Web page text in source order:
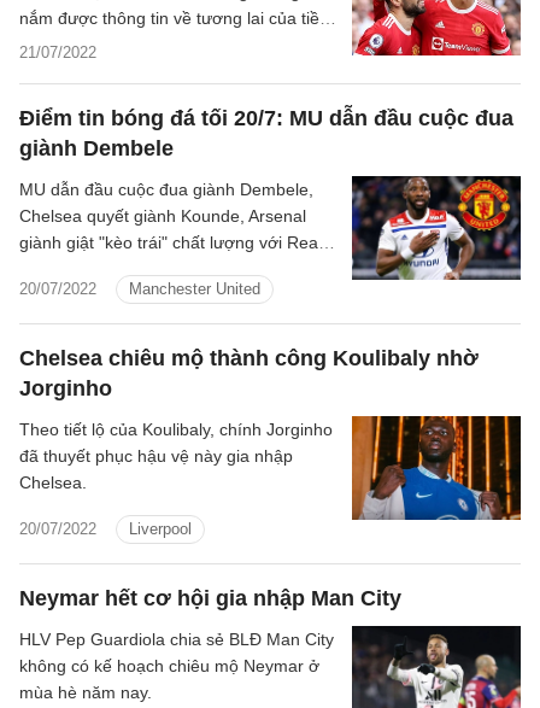
21/07/2022
nắm được thông tin về tương lai của tiền
đạo người Bồ.
Điểm tin bóng đá tối 20/7: MU dẫn đầu cuộc đua
giành Dembele
20/07/2022 Manchester United
MU dẫn đầu cuộc đua giành Dembele,
Chelsea quyết giành Kounde, Arsenal
giành giật "kèo trái" chất lượng với Real...
bóng đá tối 16/7/2022.
Chelsea chiêu mộ thành công Koulibaly nhờ
Jorginho
20/07/2022 Liverpool
Theo tiết lộ của Koulibaly, chính Jorginho
đã thuyết phục hậu vệ này gia nhập
Chelsea.
Neymar hết cơ hội gia nhập Man City
HLV Pep Guardiola chia sẻ BLĐ Man City
không có kế hoạch chiêu mộ Neymar ở
mùa hè năm nay.